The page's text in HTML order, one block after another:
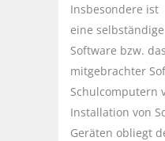
Insbesondere ist
eine
Software bzw.
mitgebrachter
Schulcomputern
Installation von
Geräten obliegt